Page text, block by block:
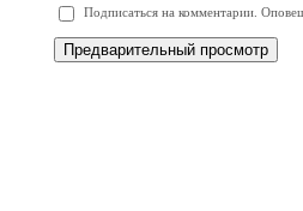
-
-
-
Подписаться на комментарии.